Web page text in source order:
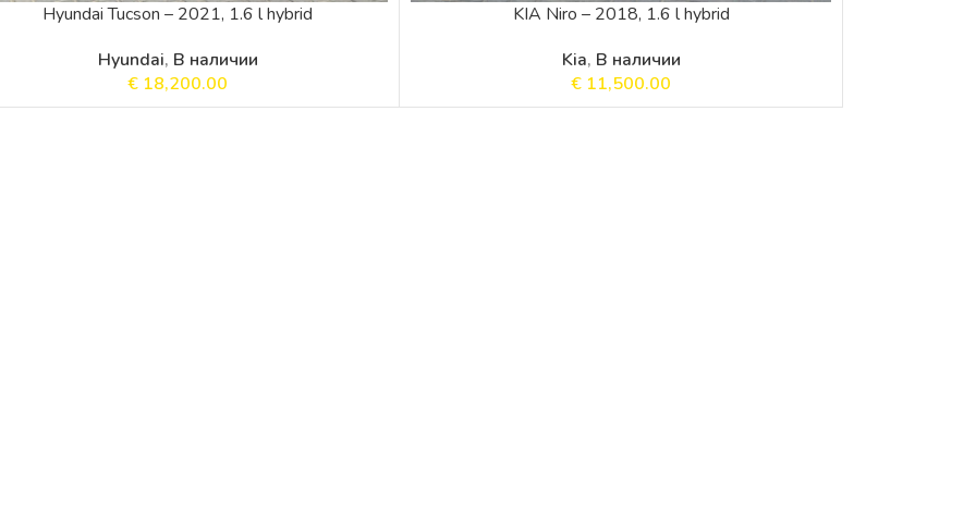
Hyundai Tucson – 2021, 1.6 l hybrid
Hyundai, В наличии
€ 18,200.00
KIA Niro – 2018, 1.6 l hybrid
Kia, В наличии
€ 11,500.00